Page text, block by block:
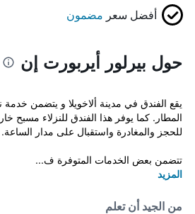
أفضل سعر مضمون
حول بيرلور أيربورت إن
يقع الفندق في مدينة ألاخويلا و يتضمن
المطار. كما يوفر هذا الفندق للنزلاء مسبح
للحجز والمغادرة واستقبال على مدار الساعة.
تتضمن بعض الخدمات المتوفرة ف...
المزيد
من الجيد أن تعلم